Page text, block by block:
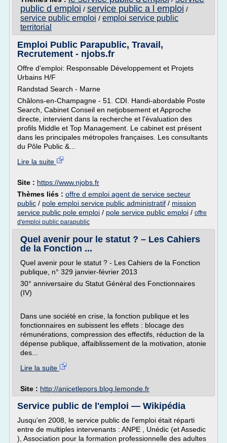
public d emploi / service public a l emploi /
service public emploi / emploi service public
territorial
Emploi Public Parapublic, Travail,
Recrutement - njobs.fr
Offre d'emploi: Responsable Développement et Projets
Urbains H/F
Randstad Search - Marne
Châlons-en-Champagne - 51. CDI. Handi-abordable Poste
Search, Cabinet Conseil en netjobsement et Approche
directe, intervient dans la recherche et l'évaluation des
profils Middle et Top Management. Le cabinet est présent
dans les principales métropoles françaises. Les consultants
du Pôle Public &...
Lire la suite
Site : https://www.njobs.fr
Thèmes liés : offre d emploi agent de service secteur
public / pole emploi service public administratif / mission
service public pole emploi / pole service public emploi / offre
d'emploi public parapublic
Quel avenir pour le statut ? – Les Cahiers
de la Fonction ...
Quel avenir pour le statut ? - Les Cahiers de la Fonction
publique, n° 329 janvier-février 2013
30° anniversaire du Statut Général des Fonctionnaires
(IV)
Dans une société en crise, la fonction publique et les
fonctionnaires en subissent les effets : blocage des
rémunérations, compression des effectifs, réduction de la
dépense publique, affaiblissement de la motivation, atonie
des...
Lire la suite
Site : http://anicetlepors.blog.lemonde.fr
Service public de l'emploi — Wikipédia
Jusqu'en 2008, le service public de l'emploi était réparti
entre de multiples intervenants : ANPE , Unédic (et Assedic
), Association pour la formation professionnelle des adultes